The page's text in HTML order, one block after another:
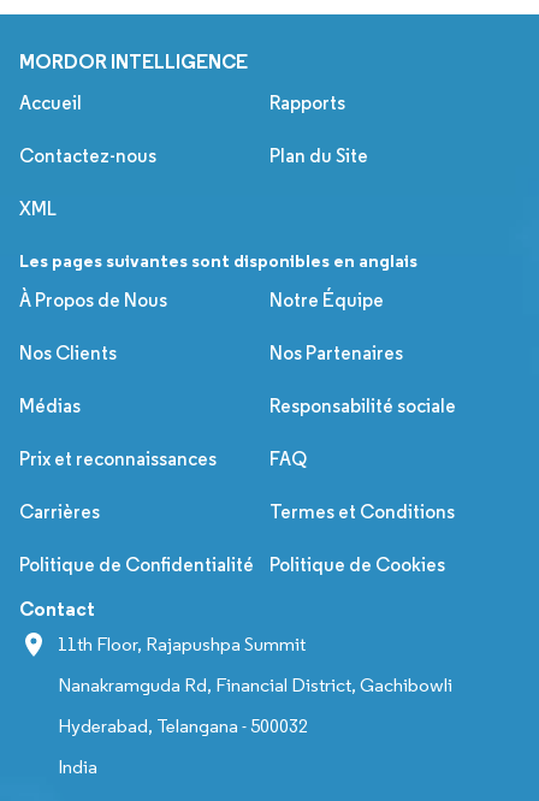
MORDOR INTELLIGENCE
Accueil Rapports
Contactez-nous Plan du Site
XML
Les pages suivantes sont disponibles en anglais
À Propos de Nous
Notre Équipe
Nos Clients Nos Partenaires
Médias Responsabilité sociale
Prix et reconnaissances FAQ
Carrières Termes et Conditions
Politique de Confidentialité Politique de Cookies
Contact
11th Floor, Rajapushpa Summit
Nanakramguda Rd, Financial District, Gachibowli
Hyderabad, Telangana - 500032
India